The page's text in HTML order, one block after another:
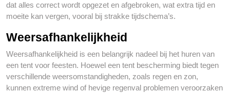
dat alles correct wordt opgezet en afgebroken, wat extra tijd en
moeite kan vergen, vooral bij strakke tijdschema’s.
Weersafhankelijkheid
Weersafhankelijkheid is een belangrijk nadeel bij het huren van
een tent voor feesten. Hoewel een tent bescherming biedt tegen
verschillende weersomstandigheden, zoals regen en zon,
kunnen extreme wind of hevige regenval problemen veroorzaken